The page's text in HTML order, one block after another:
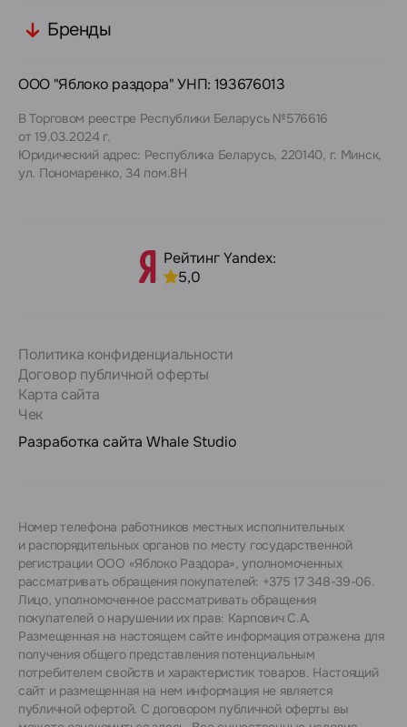
Бренды
ООО "Яблоко раздора" УНП: 193676013
В Торговом реестре Республики Беларусь №576616
от 19.03.2024 г.
Юридический адрес: Республика Беларусь, 220140, г. Минск,
ул. Пономаренко, 34 пом.8Н
Рейтинг Yandex:
5,0
Политика конфиденциальности
Договор публичной оферты
Карта сайта
Чек
Разработка сайта Whale Studio
Номер телефона работников местных исполнительных
и распорядительных органов по месту государственной
регистрации ООО «Яблоко Раздора», уполномоченных
рассматривать обращения покупателей: +375 17 348-39-06.
Лицо, уполномоченное рассматривать обращения
покупателей о нарушении их прав: Карпович С.А.
Размещенная на настоящем сайте информация отражена для
получения общего представления потенциальным
потребителем свойств и характеристик товаров. Настоящий
сайт и размещенная на нем информация не является
публичной офертой. С договором публичной оферты вы